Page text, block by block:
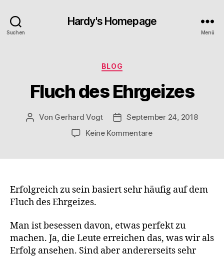
Suchen
Hardy's Homepage
Menü
Kategorien
BLOG
Fluch des Ehrgeizes
Beitragsautor
Von Gerhard Vogt Veröffentlichungsdatum
September 24, 2018
Keine Kommentarezu
Erfolgreich zu sein basiert sehr häufig auf dem
Fluch des Ehrgeizes.
Man ist besessen davon, etwas perfekt zu
machen. Ja, die Leute erreichen das, was wir als
Erfolg ansehen. Sind aber andererseits sehr